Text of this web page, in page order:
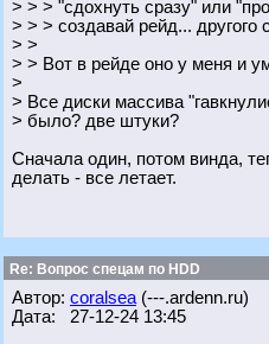
> > > "сдохнуть сразу" или
> > > создавай рейд... другого
> >
> > Вот в рейде оно у меня и
>
> Все диски массива
> было? две штуки?
Сначала один, потом винда,
делать - все летает.
Re: Вопрос спецам по HDD
Автор: coralsea (---.ardenn.ru)
Дата: 27-12-24 13:45